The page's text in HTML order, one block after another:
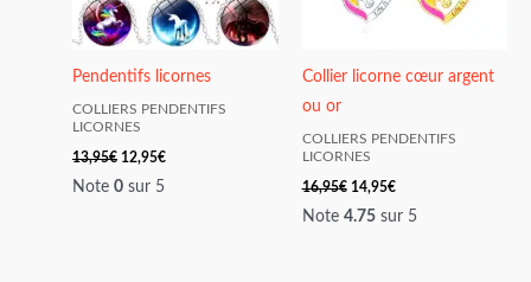
Pendentifs licornes
COLLIERS PENDENTIFS
LICORNES
13,95€ 12,95€
Note0 sur 5
Collier licorne cœur argent
ou or
COLLIERS PENDENTIFS
LICORNES
16,95€ 14,95€
Note 4.75sur 5